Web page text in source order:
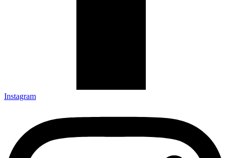
Instagram